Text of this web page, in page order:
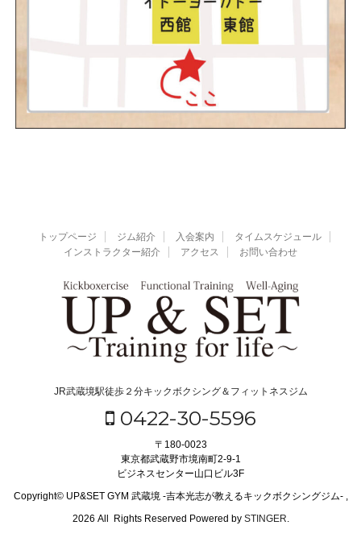
トップページ ジム紹介 入会案内
タイムスケジュール
インストラクター紹介
アクセス お問い合わせ
JR武蔵境駅徒歩２分キックボクシング＆フィットネスジム
0422-30-5596
〒180-0023
東京都武蔵野市境南町2-9-1
ビジネスセンター山口ビル3F
Copyright© UP&SET GYM 武蔵境 -吉本光志が教えるキックボクシングジム- ,
2026 All Rights Reserved Powered by STINGER.